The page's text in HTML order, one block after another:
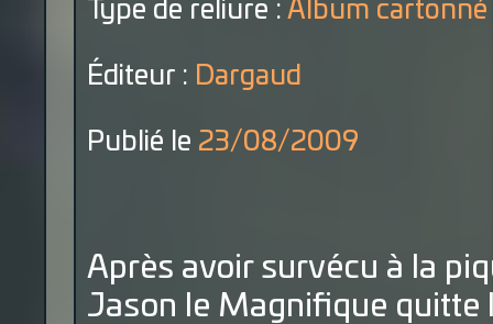
Type de reliure : Album cartonné
Éditeur : Dargaud
Publié le 23/08/2009
Après avoir survécu à la
Jason le Magnifique quitte